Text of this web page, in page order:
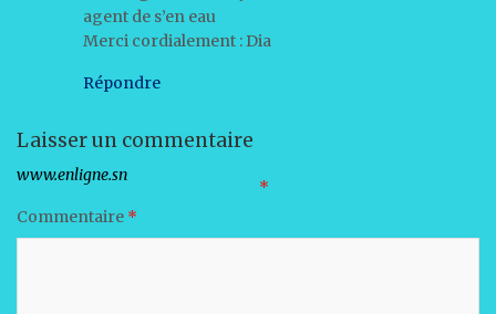
agent de s’en eau
Merci cordialement : Dia
Répondre
Laisser un commentaire
Votre adresse e-mail ne sera pas publiée.
Les champs obligatoires sont indiqués avec *
Commentaire *